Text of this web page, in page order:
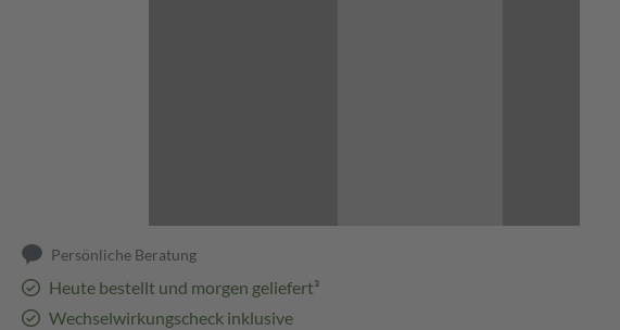
Persönliche Beratung
Heute bestellt und morgen geliefert³
Wechselwirkungscheck inklusive